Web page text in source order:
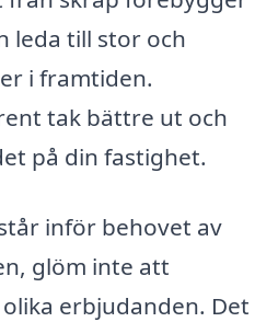
leda till stor och
i framtiden.
tak bättre ut och
på din fastighet.
inför behovet av
glöm inte att
erbjudanden. Det